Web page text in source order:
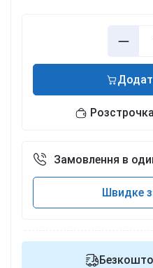
Розстрочка
Замовлення в
Швидке